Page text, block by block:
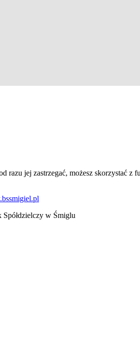
razu jej zastrzegać, możesz skorzystać
w Śmiglu